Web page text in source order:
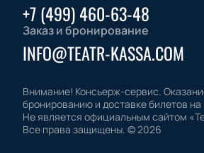
+7 (499) 460-63-48
Заказ и бронирование
INFO@TEATR-KASSA.COM
Внимание! Консьерж-сервис.
бронированию и доставке билетов
Не является официальным сайтом
Все права защищены. ©2026